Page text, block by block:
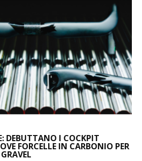
DEBUTTANO I COCKPIT
FORCELLE IN CARBONIO PER